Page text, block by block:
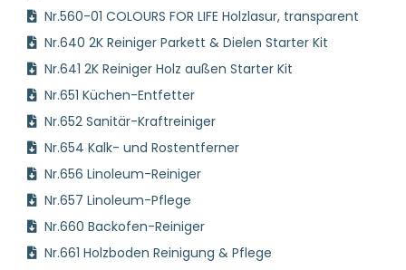
Nr.560-01 COLOURS FOR LIFE Holzlasur, transparent
Nr.640 2K Reiniger Parkett & Dielen Starter Kit
Nr.641 2K Reiniger Holz außen Starter Kit
Nr.651 Küchen-Entfetter
Nr.652 Sanitär-Kraftreiniger
Nr.654 Kalk- und Rostentferner
Nr.656 Linoleum-Reiniger
Nr.657 Linoleum-Pflege
Nr.660 Backofen-Reiniger
Nr.661 Holzboden Reinigung & Pflege